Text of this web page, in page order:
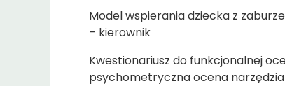
Model wspierania dziecka z
– kierownik
Kwestionariusz do funkcjonalnej
psychometryczna ocena narzędzia